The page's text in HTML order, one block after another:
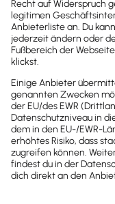
Sind
Wir sind
0800-
Wir sind
dich da.
lexware-